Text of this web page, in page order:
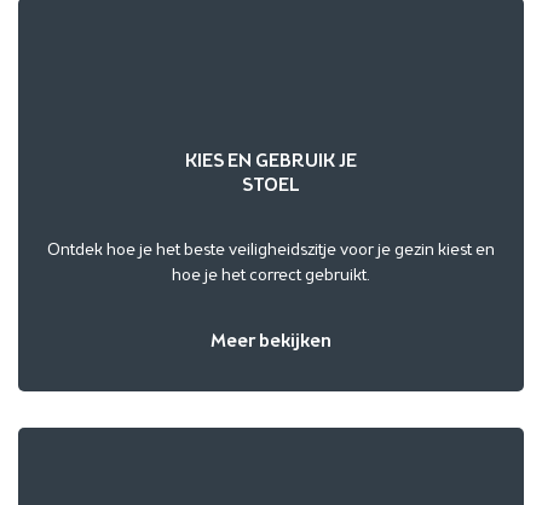
KIES EN GEBRUIK JE
STOEL
Ontdek hoe je het beste veiligheidszitje voor je gezin kiest en
hoe je het correct gebruikt.
Meer bekijken